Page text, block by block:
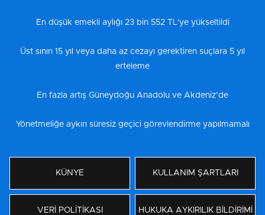
En düşük emekli aylığı 23 bin 552 TL'ye yükseltildi
Üst sınırı 15 yıl veya daha az cezayı gerektiren suçlara 5 yıl
erteleme
En fazla artış Güneydoğu Anadolu ve Akdeniz’de
Yönetmeliğe aykırı süresiz geçici görevlendirme yapılmamalı
KÜNYE KULLANIM ŞARTLARI
VERİ POLİTİKASI HUKUKA AYKIRILIK BİLDİRİMİ